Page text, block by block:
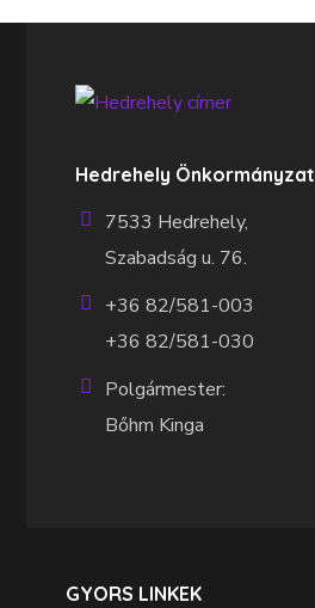
Hedrehely Önkormányzat
7533 Hedrehely,
Szabadság u. 76.
+36 82/581-003
+36 82/581-030
Polgármester:
Bőhm Kinga
GYORS LINKEK